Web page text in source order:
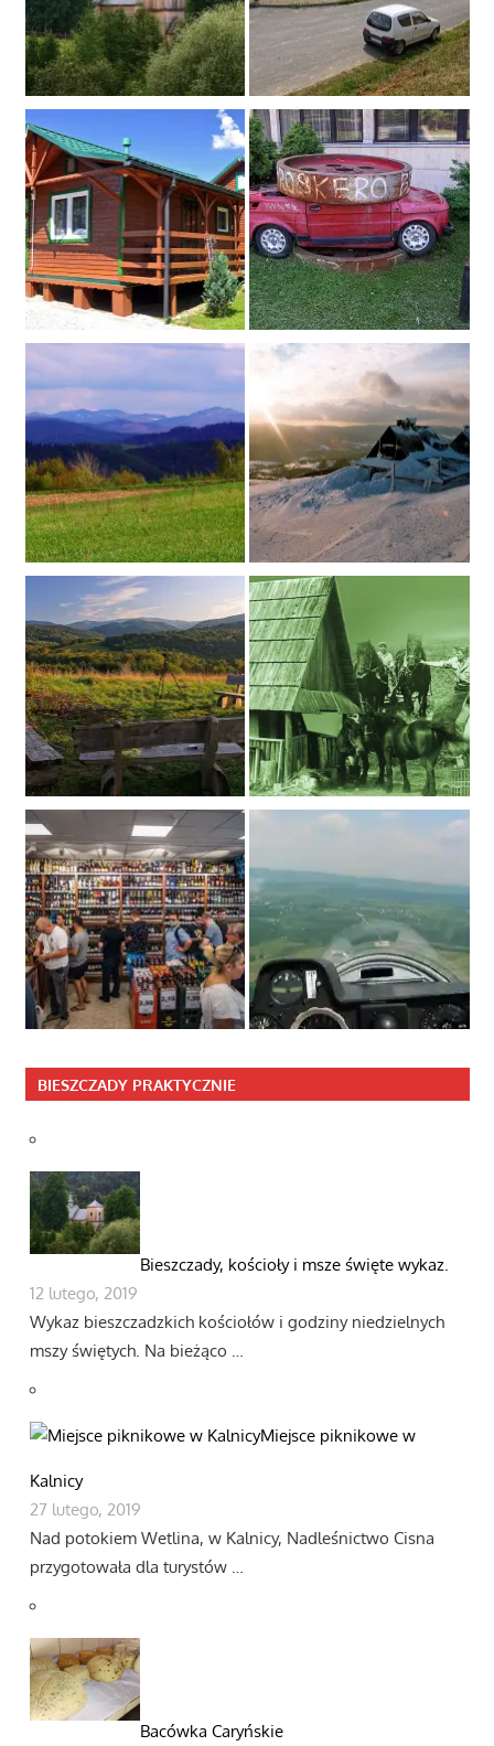
BIESZCZADY PRAKTYCZNIE
Bieszczady, kościoły i msze święte wykaz.
12 lutego, 2019
Wykaz bieszczadzkich kościołów i godziny niedzielnych
mszy świętych. Na bieżąco …
Miejsce piknikowe w
Kalnicy
27 lutego, 2019
Nad potokiem Wetlina, w Kalnicy, Nadleśnictwo Cisna
przygotowała dla turystów …
Bacówka Caryńskie